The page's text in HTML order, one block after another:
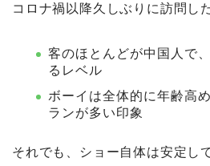
コロナ禍以降久しぶりに訪問し
客のほとんどが中国人で
るレベル
ボーイは全体的に年齢高
ランが多い印象
それでも、ショー自体は安定し